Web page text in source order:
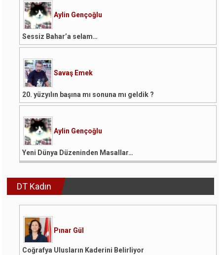
Aylin Gençoğlu
Sessiz Bahar’a selam…
Savaş Emek
20. yüzyılın başına mı sonuna mı geldik ?
Aylin Gençoğlu
Yeni Dünya Düzeninden Masallar…
DT Kadın
Pınar Gül
Coğrafya Ulusların Kaderini Belirliyor